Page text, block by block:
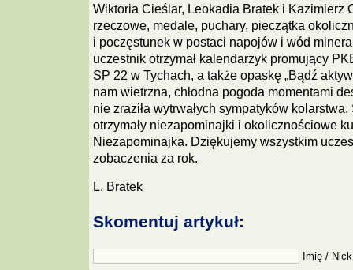
Wiktoria Cieślar, Leokadia Bratek i Kazimierz
rzeczowe, medale, puchary, pieczątka
i poczęstunek w postaci napojów i wód
uczestnik otrzymał kalendarzyk promujący
SP 22 w Tychach, a także opaskę „Bądź
nam wietrzna, chłodna pogoda momentami
nie zraziła wytrwałych sympatyków
otrzymały niezapominajki i okolicznościowe
Niezapominajka. Dziękujemy wszystkim
zobaczenia za rok.
L. Bratek
Skomentuj artykuł:
Imię /